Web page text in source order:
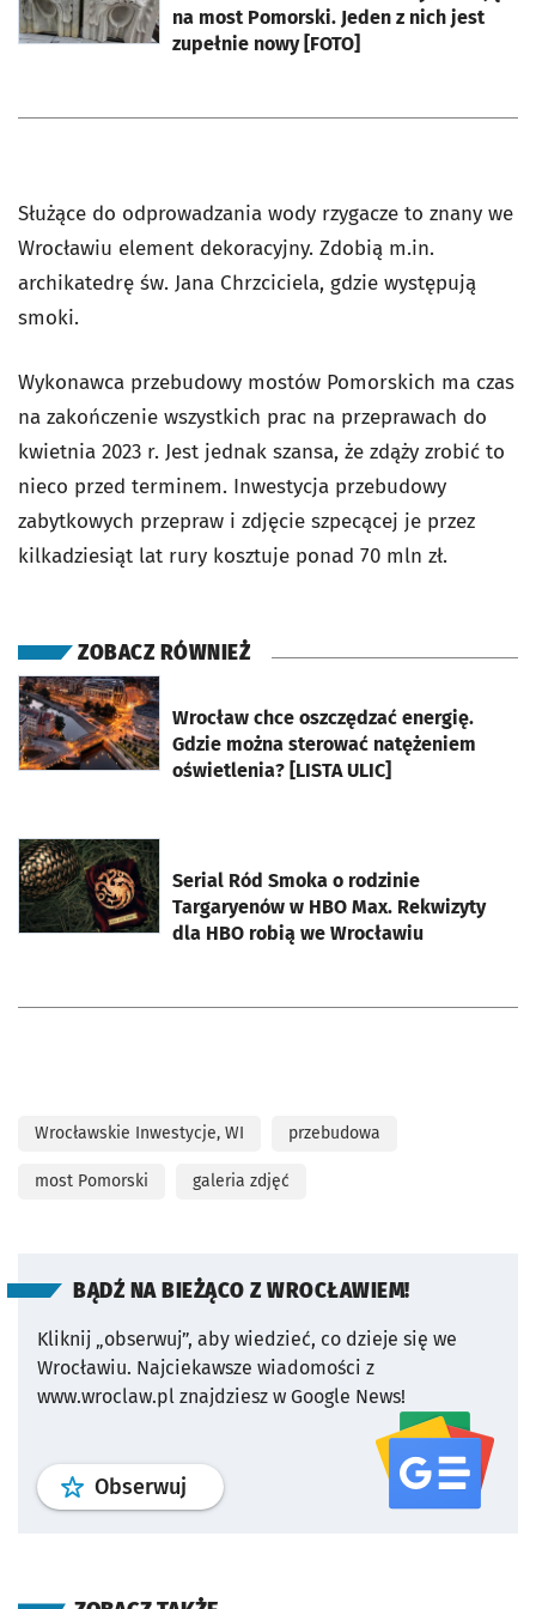
na most Pomorski. Jeden z nich jest
zupełnie nowy [FOTO]
Służące do odprowadzania wody rzygacze to znany we
Wrocławiu element dekoracyjny. Zdobią m.in.
archikatedrę św. Jana Chrzciciela, gdzie występują
smoki.
Wykonawca przebudowy mostów Pomorskich ma czas
na zakończenie wszystkich prac na przeprawach do
kwietnia 2023 r. Jest jednak szansa, że zdąży zrobić to
nieco przed terminem. Inwestycja przebudowy
zabytkowych przepraw i zdjęcie szpecącej je przez
kilkadziesiąt lat rury kosztuje ponad 70 mln zł.
ZOBACZ RÓWNIEŻ
Wrocław chce oszczędzać energię.
Gdzie można sterować natężeniem
oświetlenia? [LISTA ULIC]
otworzy się w nowej karcie
Serial Ród Smoka o rodzinie
Targaryenów w HBO Max. Rekwizyty
dla HBO robią we Wrocławiu
otworzy się w nowej karcie
Wrocławskie Inwestycje, WI przebudowa
most Pomorski galeria zdjęć
BĄDŹ NA BIEŻĄCO Z WROCŁAWIEM!
Kliknij „obserwuj”, aby wiedzieć, co dzieje się we
Wrocławiu. Najciekawsze wiadomości z
www.wroclaw.pl znajdziesz w Google News!
Obserwuj profil serwisu